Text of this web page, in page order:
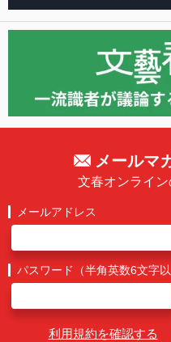
メールマ
文春オンライ
メールアドレス
パスワード（半角英数6文字以
利用規約を確認する